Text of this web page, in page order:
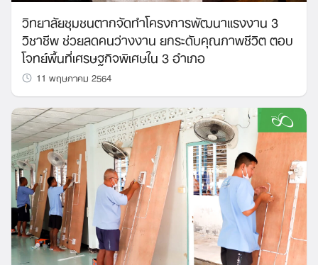
วิทยาลัยชุมชนตากจัดทำโครงการพัฒนาแรงงาน 3
วิชาชีพ ช่วยลดคนว่างงาน ยกระดับคุณภาพชีวิต ตอบ
โจทย์พื้นที่เศรษฐกิจพิเศษใน 3 อำเภอ
11 พฤษภาคม 2564